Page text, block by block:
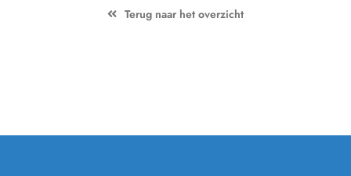
Terug naar het overzicht